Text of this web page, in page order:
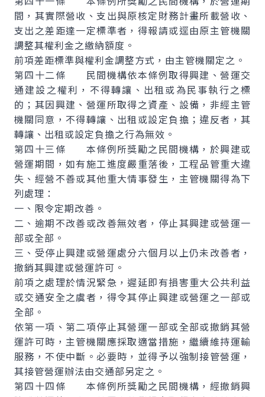
間，其實際營收、支出與原核定財務計畫所載營收、
支出之差距達一定標準者，得報請或逕由原主管機關
調整其權利金之繳納額度。
前項差距標準與權利金調整方式，由主管機關定之。
第四十二條 民間機構依本條例取得興建、營運交
通建設之權利，不得轉讓、出租或為民事執行之標
的；其因興建、營運所取得之資產、設備，非經主管
機關同意，不得轉讓、出租或設定負擔；違反者，其
轉讓、出租或設定負擔之行為無效。
第四十三條 本條例所獎勵之民間機構，於興建或
營運期間，如有施工進度嚴重落後，工程品管重大違
失、經營不善或其他重大情事發生，主管機關得為下
列處理：
一、限令定期改善。
二、逾期不改善或改善無效者，停止其興建或營運一
部或全部。
三、受停止興建或營運處分六個月以上仍未改善者，
撤銷其興建或營運許可。
前項之處理於情況緊急，遲延即有損害重大公共利益
或交通安全之虞者，得令其停止興建或營運之一部或
全部。
依第一項、第二項停止其營運一部或全部或撤銷其營
運許可時，主管機關應採取適當措施，繼續維持運輸
服務，不使中斷。必要時，並得予以強制接管營運，
其接管營運辦法由交通部另定之。
第四十四條 本條例所獎勵之民間機構，經撤銷興